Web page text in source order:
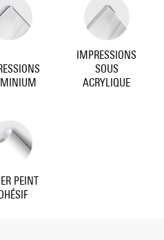
IMPRESSIONS
SOUS
ACRYLIQUE
PEINT